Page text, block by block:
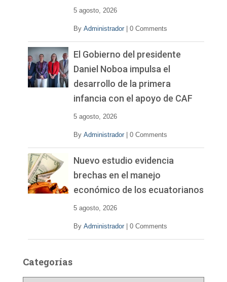
5 agosto, 2026
By Administrador 0 Comments
El Gobierno del presidente
Daniel Noboa impulsa el
desarrollo de la primera
infancia con el apoyo de CAF
5 agosto, 2026
By Administrador 0 Comments
Nuevo estudio evidencia
brechas en el manejo
económico de los ecuatorianos
5 agosto, 2026
By Administrador 0 Comments
Categorías